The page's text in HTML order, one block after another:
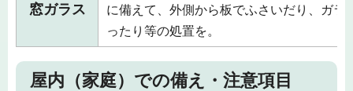
窓ガラス
に備えて、外側から板でふさいだり、ガラ
ったり等の処置を。
屋内（家庭）での備え・注意項目